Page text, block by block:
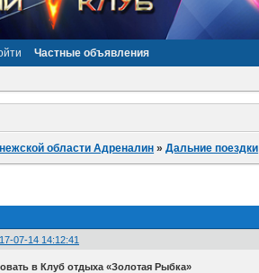
Частные объявления
области Адреналин »Дальние поездки
07-14 14:12:41
в Клуб отдыха «Золотая Рыбка»